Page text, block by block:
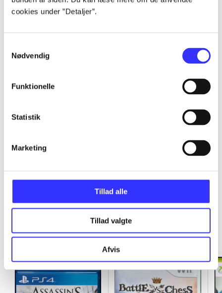
cookies under ”Detaljer”.
Nødvendig
Funktionelle
Statistik
Marketing
Tillad alle
Tillad valgte
Afvis
...
...
...
Minder om